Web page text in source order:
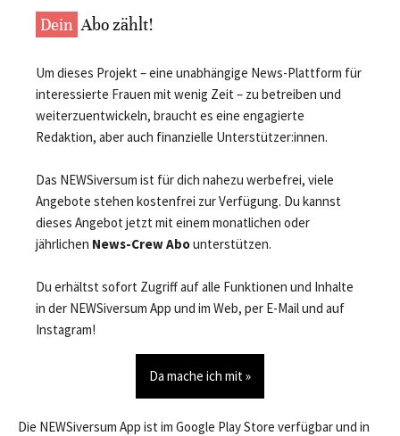
Dein Abo zählt!
Um dieses Projekt – eine unabhängige News-Plattform für
interessierte Frauen mit wenig Zeit – zu betreiben und
weiterzuentwickeln, braucht es eine engagierte
Redaktion, aber auch finanzielle Unterstützer:innen.
Das NEWSiversum ist für dich nahezu werbefrei, viele
Angebote stehen kostenfrei zur Verfügung. Du kannst
dieses Angebot jetzt mit einem monatlichen oder
jährlichen News-Crew Abounterstützen.
Du erhältst sofort Zugriff auf alle Funktionen und Inhalte
in der NEWSiversum App und im Web, per E-Mail und auf
Instagram!
Da mache ich mit »
Die NEWSiversum App ist im Google Play Store verfügbar und in